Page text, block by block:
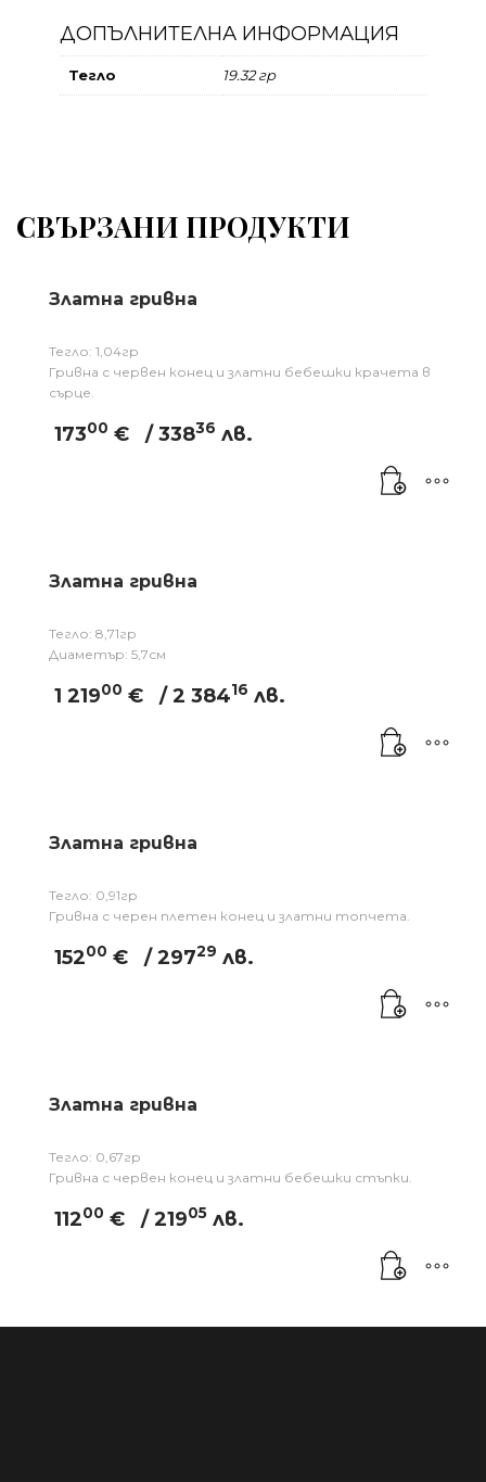
ДОПЪЛНИТЕЛНА ИНФОРМАЦИЯ
Тегло 19.32 гр
СВЪРЗАНИ ПРОДУКТИ
Златна гривна
Тегло: 1,04гр
Гривна с червен конец и златни бебешки крачета в
сърце.
17300 € / 33836 лв.
Златна гривна
Тегло: 8,71гр
Диаметър: 5,7см
1 21900 € / 2 38416 лв.
Златна гривна
Тегло: 0,91гр
Гривна с черен плетен конец и златни топчета.
15200 € / 29729 лв.
Златна гривна
Тегло: 0,67гр
Гривна с червен конец и златни бебешки стъпки.
11200 € / 21905 лв.